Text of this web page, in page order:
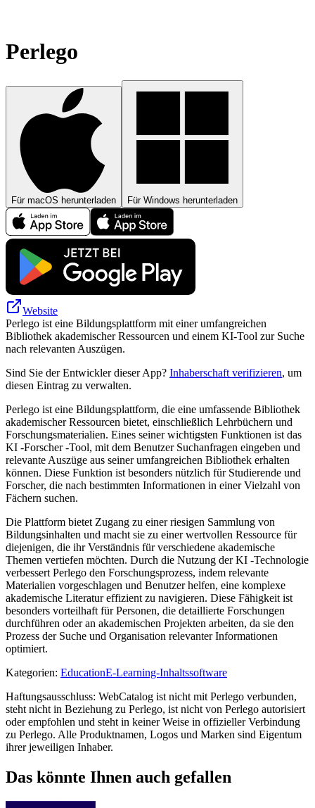
Perlego
Für macOS herunterladen Für Windows herunterladen
Website
Perlego ist eine Bildungsplattform mit einer umfangreichen
Bibliothek akademischer Ressourcen und einem KI-Tool zur Suche
nach relevanten Auszügen.
Sind Sie der Entwickler dieser App? Inhaberschaft verifizieren, um
diesen Eintrag zu verwalten.
Perlego ist eine Bildungsplattform, die eine umfassende Bibliothek
akademischer Ressourcen bietet, einschließlich Lehrbüchern und
Forschungsmaterialien. Eines seiner wichtigsten Funktionen ist das
KI -Forscher -Tool, mit dem Benutzer Suchanfragen eingeben und
relevante Auszüge aus seiner umfangreichen Bibliothek erhalten
können. Diese Funktion ist besonders nützlich für Studierende und
Forscher, die nach bestimmten Informationen in einer Vielzahl von
Fächern suchen.
Die Plattform bietet Zugang zu einer riesigen Sammlung von
Bildungsinhalten und macht sie zu einer wertvollen Ressource für
diejenigen, die ihr Verständnis für verschiedene akademische
Themen vertiefen möchten. Durch die Nutzung der KI -Technologie
verbessert Perlego den Forschungsprozess, indem relevante
Materialien vorgeschlagen und Benutzer helfen, eine komplexe
akademische Literatur effizient zu navigieren. Diese Fähigkeit ist
besonders vorteilhaft für Personen, die detaillierte Forschungen
durchführen oder an akademischen Projekten arbeiten, da sie den
Prozess der Suche und Organisation relevanter Informationen
optimiert.
Kategorien: EducationE-Learning-Inhaltssoftware
Haftungsausschluss: WebCatalog ist nicht mit Perlego verbunden,
steht nicht in Beziehung zu Perlego, ist nicht von Perlego autorisiert
oder empfohlen und steht in keiner Weise in offizieller Verbindung
zu Perlego. Alle Produktnamen, Logos und Marken sind Eigentum
ihrer jeweiligen Inhaber.
Das könnte Ihnen auch gefallen